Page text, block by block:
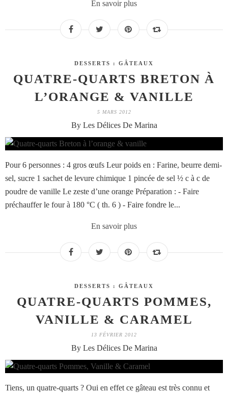
En savoir plus
DESSERTS : GÂTEAUX
QUATRE-QUARTS BRETON À
L’ORANGE & VANILLE
5 MARS 2012
By Les Délices De Marina
Pour 6 personnes : 4 gros œufs Leur poids en : Farine, beurre demi-
sel, sucre 1 sachet de levure chimique 1 pincée de sel ½ c à c de
poudre de vanille Le zeste d’une orange Préparation : - Faire
préchauffer le four à 180 °C ( th. 6 ) - Faire fondre le...
En savoir plus
DESSERTS : GÂTEAUX
QUATRE-QUARTS POMMES,
VANILLE & CARAMEL
13 FÉVRIER 2012
By Les Délices De Marina
Tiens, un quatre-quarts ? Oui en effet ce gâteau est très connu et